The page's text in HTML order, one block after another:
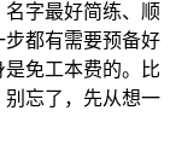
字最好简练、顺
步都有需要预备好
免工本费的。比
忘了，先从想一